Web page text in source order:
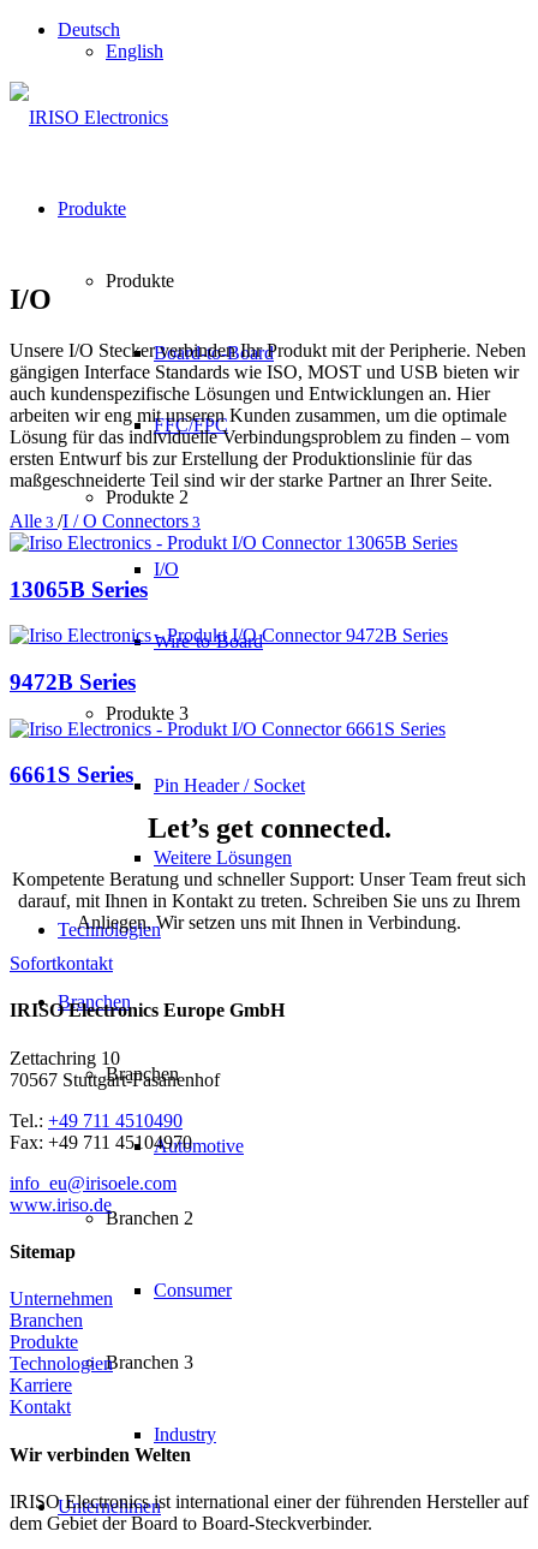
Deutsch
English
Produkte
Produkte
Board-to-Board
FFC/FPC
Produkte 2
I/O
Wire-to-Board
Produkte 3
Pin Header / Socket
Weitere Lösungen
Technologien
Branchen
Branchen
Automotive
Branchen 2
Consumer
Branchen 3
Industry
Unternehmen
I/O
Unsere I/O Stecker verbinden Ihr Produkt mit der Peripherie. Neben
gängigen Interface Standards wie ISO, MOST und USB bieten wir
auch kundenspezifische Lösungen und Entwicklungen an. Hier
arbeiten wir eng mit unseren Kunden zusammen, um die optimale
Lösung für das individuelle Verbindungsproblem zu finden – vom
ersten Entwurf bis zur Erstellung der Produktionslinie für das
maßgeschneiderte Teil sind wir der starke Partner an Ihrer Seite.
Alle 3 /I / O Connectors 3
13065B Series
9472B Series
6661S Series
Let’s get connected.
Kompetente Beratung und schneller Support: Unser Team freut sich
darauf, mit Ihnen in Kontakt zu treten. Schreiben Sie uns zu Ihrem
Anliegen. Wir setzen uns mit Ihnen in Verbindung.
Sofortkontakt
IRISO Electronics Europe GmbH
Zettachring 10
70567 Stuttgart-Fasanenhof
Tel.: +49 711 4510490
Fax: +49 711 45104970
info_eu@irisoele.com
www.iriso.de
Sitemap
Unternehmen
Branchen
Produkte
Technologien
Karriere
Kontakt
Wir verbinden Welten
IRISO Electronics ist international einer der führenden Hersteller auf
dem Gebiet der Board to Board-Steckverbinder.